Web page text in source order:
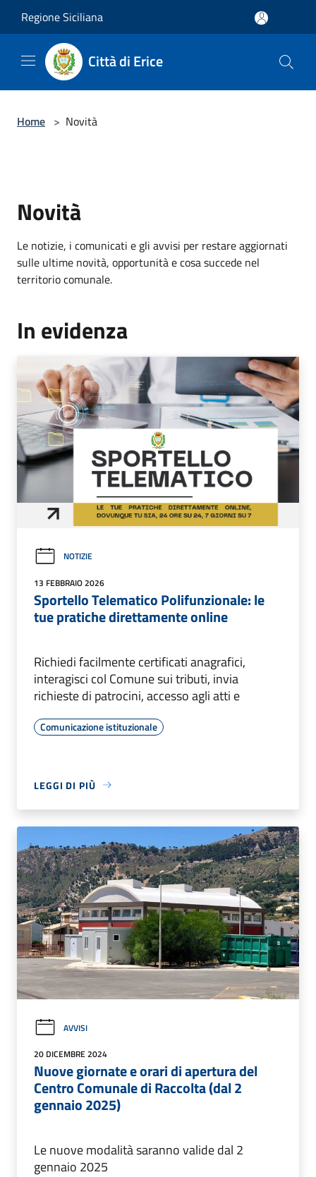
Regione Siciliana
Città di Erice
Home > Novità
Novità
Le notizie, i comunicati e gli avvisi per restare aggiornati
sulle ultime novità, opportunità e cosa succede nel
territorio comunale.
In evidenza
NOTIZIE
13 FEBBRAIO 2026
Sportello Telematico Polifunzionale: le
tue pratiche direttamente online
Richiedi facilmente certificati anagrafici,
interagisci col Comune sui tributi, invia
richieste di patrocini, accesso agli atti e
Comunicazione istituzionale
LEGGI DI PIÙ
AVVISI
20 DICEMBRE 2024
Nuove giornate e orari di apertura del
Centro Comunale di Raccolta (dal 2
gennaio 2025)
Le nuove modalità saranno valide dal 2
gennaio 2025